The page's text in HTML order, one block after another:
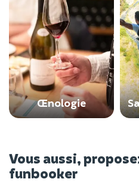
Œnologie
Vous aussi,
funbooker